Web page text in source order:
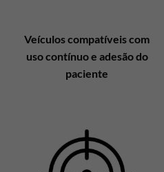
Veículos compatíveis com
uso contínuo e adesão do
paciente